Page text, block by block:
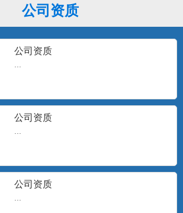
公司资质
公司资质
公司资质
公司资质